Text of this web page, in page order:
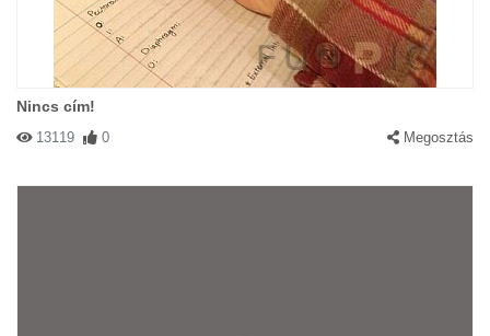
Nincs cím!
13119 0 Megosztás